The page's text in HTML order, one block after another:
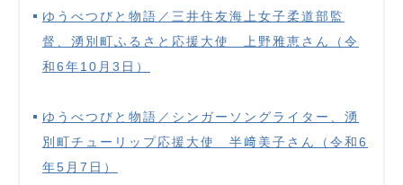
ゆうべつびと物語／三井住友海上女子柔道部監
督、湧別町ふるさと応援大使 上野雅恵さん（令
和6年10月3日）
ゆうべつびと物語／シンガーソングライター、湧
別町チューリップ応援大使 半﨑美子さん（令和6
年5月7日）